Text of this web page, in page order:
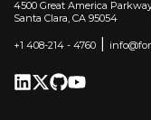
4500 Great America
Santa Clara, CA 95054
+1 408-214 - 4760